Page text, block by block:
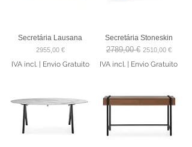
Secretária Lausana
Preço
2955,00 €
IVA incl.| Envio Gratuito
Secretária Stoneskin
Preço normal
2789,00 € Preço
2510,00 €
IVA incl. | Envio Gratuito